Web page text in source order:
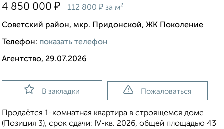
4 850 000 ₽ 112 800 ₽ за м²
Советский район, мкр. Придонской, ЖК Поколение
Телефон: показать телефон
Агентство, 29.07.2026
В закладки Пожаловаться
Продаётся 1-комнатная квартира в строящемся доме
(Позиция 3), срок сдачи: IV-кв. 2026, общей площадью 43